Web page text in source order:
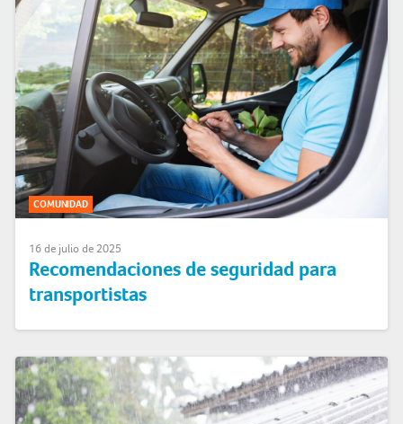
COMUNIDAD
16 de julio de 2025
Recomendaciones de seguridad para
transportistas